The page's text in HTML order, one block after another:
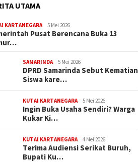
UTAMA
KARTANEGARA 5 Mei 2026
Pusat Berencana Buka 13
SAMARINDA 5 Mei 2026
DPRD Samarinda Sebut Kematian
Siswa kare…
KUTAI KARTANEGARA 5 Mei 2026
Ingin Buka Usaha Sendiri? Warga
Kukar Ki…
KUTAI KARTANEGARA 4 Mei 2026
Terima Audiensi Serikat Buruh,
Bupati Ku…